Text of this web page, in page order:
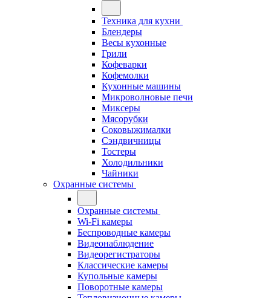
Техника для кухни
Блендеры
Весы кухонные
Грили
Кофеварки
Кофемолки
Кухонные машины
Микроволновые печи
Миксеры
Мясорубки
Соковыжималки
Сэндвичницы
Тостеры
Холодильники
Чайники
Охранные системы
Охранные системы
Wi-Fi камеры
Беспроводные камеры
Видеонаблюдение
Видеорегистраторы
Классические камеры
Купольные камеры
Поворотные камеры